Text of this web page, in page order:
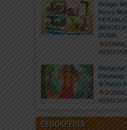
Belajar
Nama
DUNIA
Binatang:
di Hutan
EBOOKPEDIA